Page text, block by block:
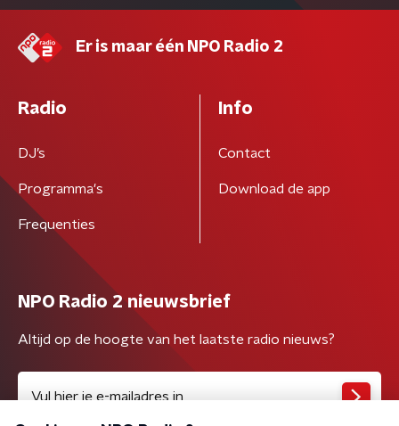
Er is maar één NPO Radio 2
Radio
DJ’s
Programma's
Frequenties
Info
Contact
Download de app
NPO Radio 2 nieuwsbrief
Altijd op de hoogte van het laatste radio nieuws?